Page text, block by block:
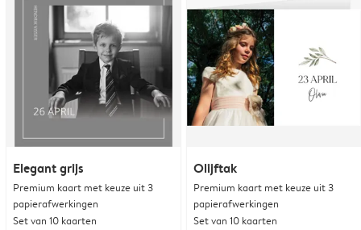
Elegant grijs
Premium kaart met keuze uit 3
papierafwerkingen
Set van 10 kaarten
Olijftak
Premium kaart met keuze uit 3
papierafwerkingen
Set van 10 kaarten